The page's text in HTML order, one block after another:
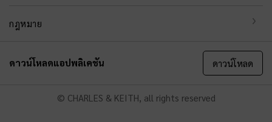
กฎหมาย
ดาวน์โหลดแอปพลิเคชัน ดาวน์โหลด
© CHARLES & KEITH, all rights reserved